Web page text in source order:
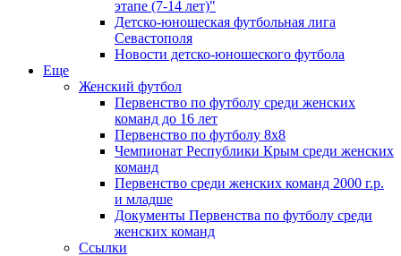
этапе (7-14 лет)"
Детско-юношеская футбольная лига
Севастополя
Новости детско-юношеского футбола
Еще
Женский футбол
Первенство по футболу среди женских
команд до 16 лет
Первенство по футболу 8х8
Чемпионат Республики Крым среди женских
команд
Первенство среди женских команд 2000 г.р.
и младше
Документы Первенства по футболу среди
женских команд
Ссылки